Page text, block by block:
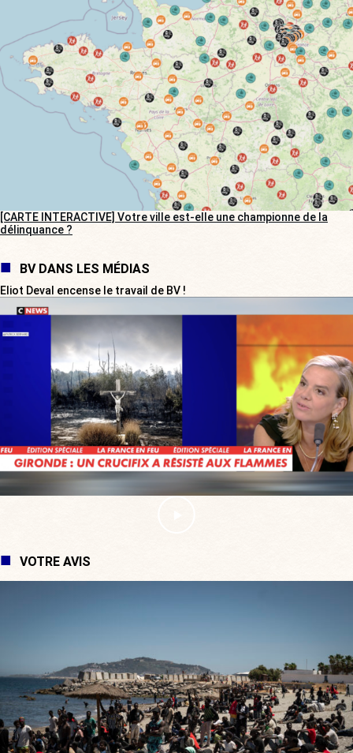
[CARTE INTERACTIVE] Votre ville est-elle une championne de la
délinquance ?
BV DANS LES MÉDIAS
Eliot Deval encense le travail de BV !
VOTRE AVIS